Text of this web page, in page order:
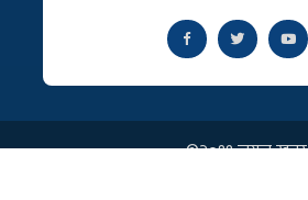
©२०१९ जुगल खबर